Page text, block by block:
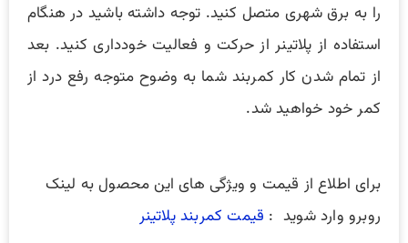
را به برق شهری متصل کنید. توجه داشته باشید در هنگام
استفاده از پلاتینر از حرکت و فعالیت خودداری کنید. بعد
از تمام شدن کار کمربند شما به وضوح متوجه رفع درد از
کمر خود خواهید شد.
برای اطلاع از قیمت و ویژگی های این محصول به لینک
روبرو وارد شوید : قیمت کمربند پلاتینر